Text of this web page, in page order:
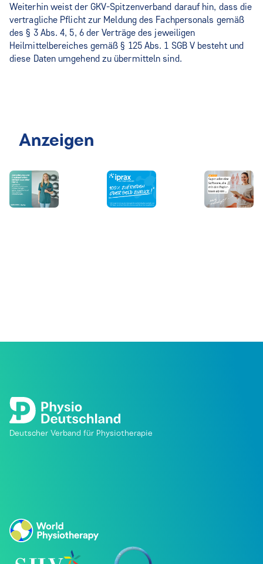
Weiterhin weist der GKV-Spitzenverband darauf hin, dass die
vertragliche Pflicht zur Meldung des Fachpersonals gemäß
des § 3 Abs. 4, 5, 6 der Verträge des jeweiligen
Heilmittelbereiches gemäß § 125 Abs. 1 SGB V besteht und
diese Daten umgehend zu übermitteln sind.
Anzeigen
Deutscher Verband für Physiotherapie